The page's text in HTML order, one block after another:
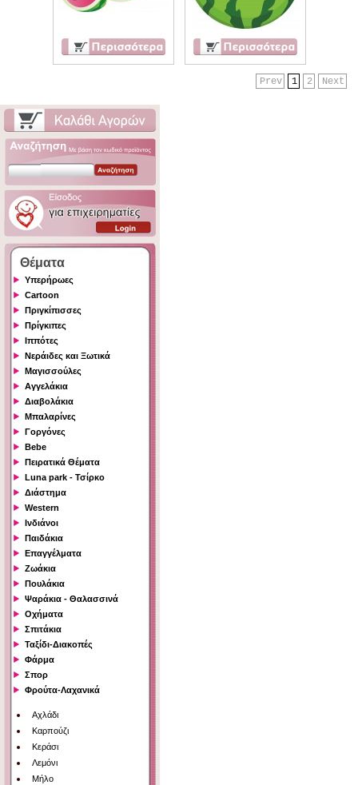
Next
2
1
Prev
Θέματα
Υπερήρωες
Cartoon
Πριγκίπισσες
Πρίγκιπες
Ιππότες
Νεράιδες και Ξωτικά
Μαγισσούλες
Αγγελάκια
Διαβολάκια
Μπαλαρίνες
Γοργόνες
Bebe
Πειρατικά Θέματα
Luna park - Τσίρκο
Διάστημα
Western
Ινδιάνοι
Παιδάκια
Επαγγέλματα
Ζωάκια
Πουλάκια
Ψαράκια - Θαλασσινά
Οχήματα
Σπιτάκια
Ταξίδι-Διακοπές
Φάρμα
Σπορ
Φρούτα-Λαχανικά
Αχλάδι
Καρπούζι
Κεράσι
Λεμόνι
Μήλο